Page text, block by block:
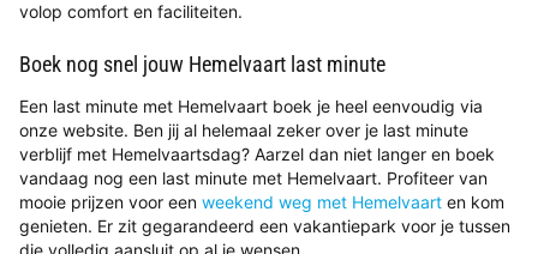
volop comfort en faciliteiten.
Boek nog snel jouw Hemelvaart last minute
Een last minute met Hemelvaart boek je heel eenvoudig via
onze website. Ben jij al helemaal zeker over je last minute
verblijf met Hemelvaartsdag? Aarzel dan niet langer en boek
vandaag nog een last minute met Hemelvaart. Profiteer van
mooie prijzen voor een weekend weg met Hemelvaart en kom
genieten. Er zit gegarandeerd een vakantiepark voor je tussen
die volledig aansluit op al je wensen.